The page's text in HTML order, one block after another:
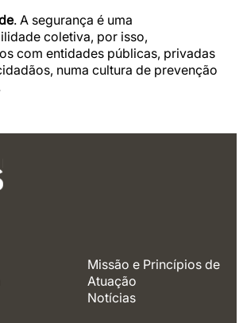
. A segurança é uma
coletiva, por isso,
com entidades públicas, privadas
numa cultura de prevenção
Missão e Princípios de
Atuação
Notícias